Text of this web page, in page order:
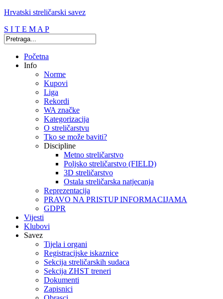
Hrvatski streličarski savez
S I T E M A P
Početna
Info
Norme
Kupovi
Liga
Rekordi
WA značke
Kategorizacija
O streličarstvu
Tko se može baviti?
Discipline
Metno streličarstvo
Poljsko streličarstvo (FIELD)
3D streličarstvo
Ostala streličarska natjecanja
Reprezentacija
PRAVO NA PRISTUP INFORMACIJAMA
GDPR
Vijesti
Klubovi
Savez
Tijela i organi
Registracijske iskaznice
Sekcija streličarskih sudaca
Sekcija ZHST treneri
Dokumenti
Zapisnici